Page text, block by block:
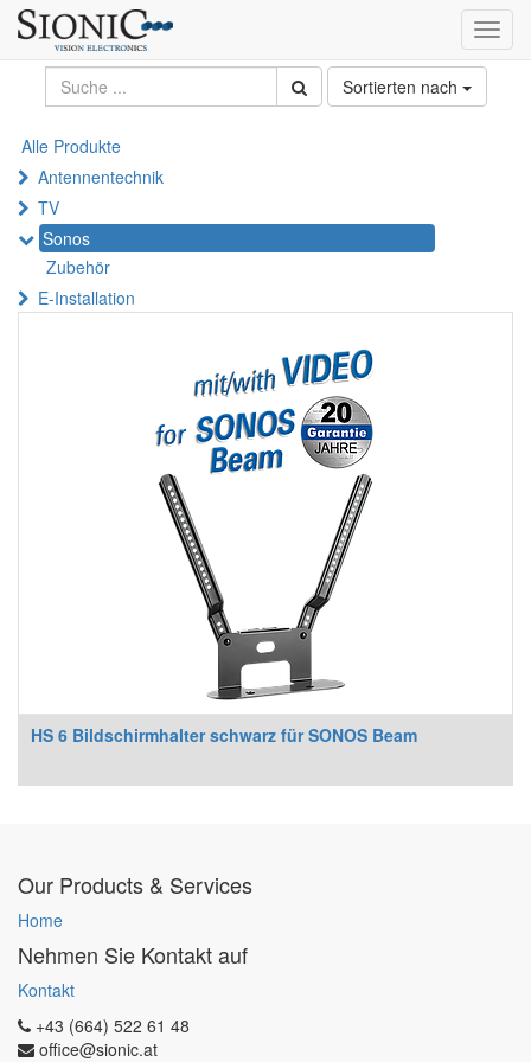
Sortierten nach
Alle Produkte
Antennentechnik
TV
Sonos
Zubehör
E-Installation
HS 6 Bildschirmhalter schwarz für SONOS Beam
Our Products & Services
Home
Nehmen Sie Kontakt auf
Kontakt
+43 (664) 522 61 48
office@sionic.at